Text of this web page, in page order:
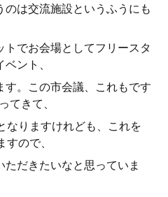
のは交流施設というふうにも
トでお会場としてフリースタ
ント、
。この市会議、これもです
てきて、
なりますけれども、これを
ので、
だきたいなと思っていま